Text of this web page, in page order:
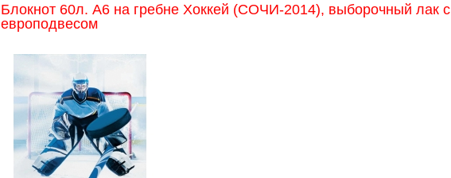
Блокнот 60л. А6 на гребне Хоккей (СОЧИ-2014), выборочный лак с
европодвесом